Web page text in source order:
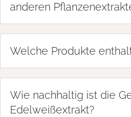
anderen
Welche Produkte
Wie nachhaltig ist die
Edelweißextrakt?